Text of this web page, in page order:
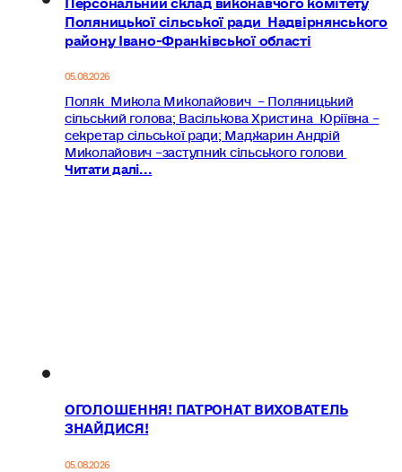
Поляницької сільської ради Надвірнянського
району Івано-Франківської області
05.08.2026
Поляк Микола Миколайович – Поляницький
сільський голова; Васількова Христина Юріївна –
секретар сільської ради; Маджарин Андрій
Миколайович –заступник сільського голови
Читати далі...
ОГОЛОШЕННЯ! ПАТРОНАТ ВИХОВАТЕЛЬ
ЗНАЙДИСЯ!
05.08.2026